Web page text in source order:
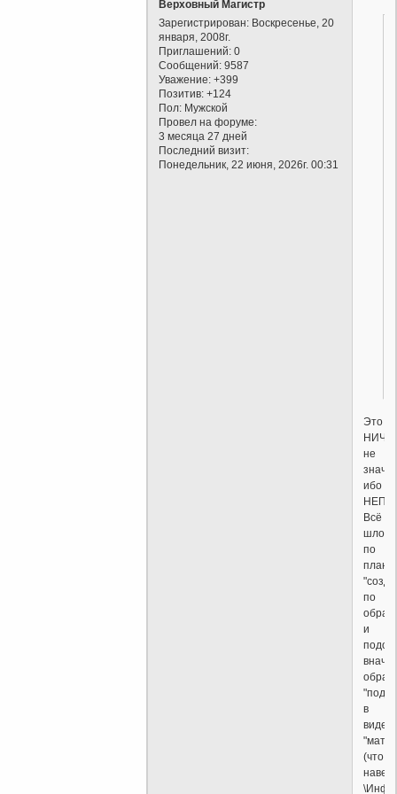
Верховный Магистр
Зарегистрирован: Воскресенье, 20
января, 2008г.
Приглашений: 0
Сообщений: 9587
Уважение: +399
Позитив: +124
Пол: Мужской
Провел на форуме:
3 месяца 27 дней
Последний визит:
Понедельник, 22 июня, 2026г. 00:31
Это
не
ибо
Всё
шло
по
плану:
по
и
в
виде
(что